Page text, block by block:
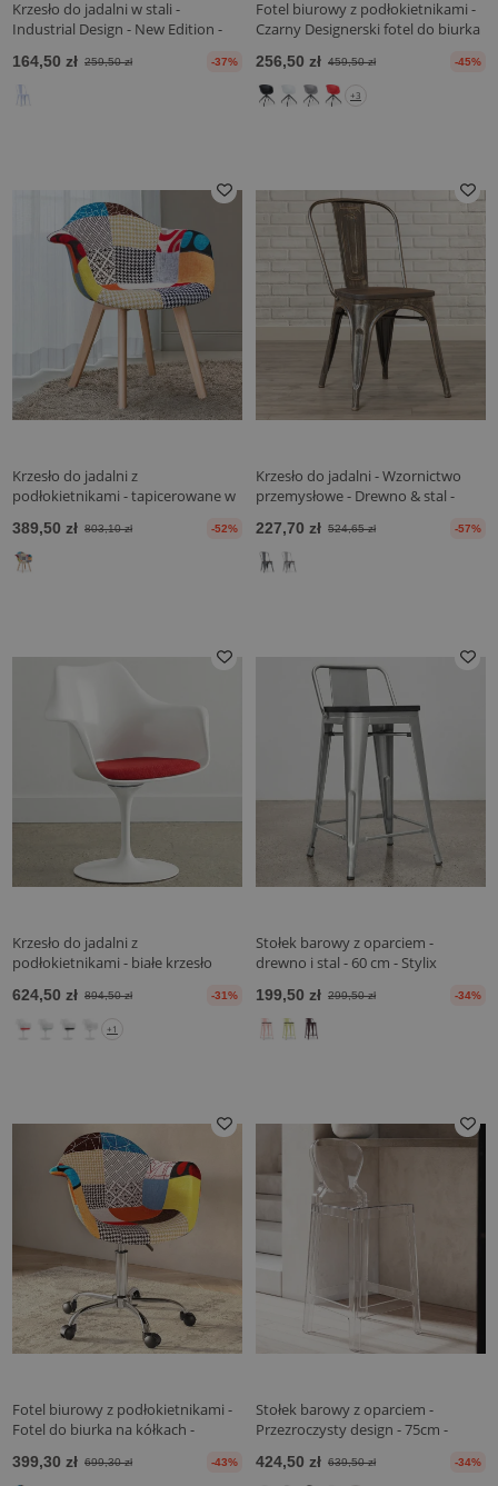
Krzesło do jadalni w stali -
Industrial Design - New Edition -
164,50 zł 259,50 zł -37%
Fotel biurowy z podłokietnikami -
Czarny Designerski fotel do biurka
256,50 zł 459,50 zł -45%
+3
Krzesło do jadalni z
podłokietnikami - tapicerowane w
389,50 zł 803,10 zł -52%
Krzesło do jadalni - Wzornictwo
przemysłowe - Drewno & stal -
227,70 zł 524,65 zł -57%
Krzesło do jadalni z
podłokietnikami - białe krzesło
624,50 zł 894,50 zł -31%
+1
Stołek barowy z oparciem -
drewno i stal - 60 cm - Stylix
199,50 zł 299,50 zł -34%
Fotel biurowy z podłokietnikami -
Fotel do biurka na kółkach -
399,30 zł 699,30 zł -43%
Stołek barowy z oparciem -
Przezroczysty design - 75cm -
424,50 zł 639,50 zł -34%